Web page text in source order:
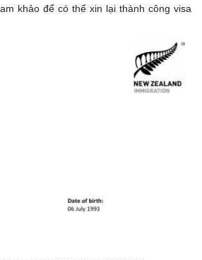
khảo để có thể xin lại thành công visa